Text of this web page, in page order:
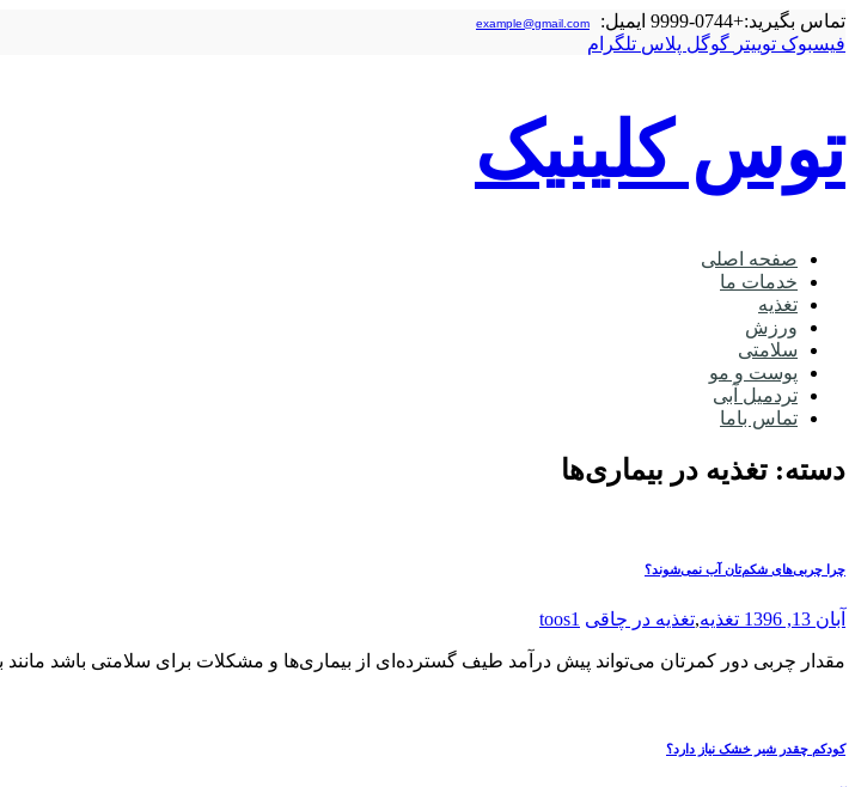
تماس بگیرید:+0744-9999 ایمیل: example@gmail.com
فیسبوک توییتر گوگل‌ پلاس تلگرام
توس کلینیک
صفحه اصلی
خدمات ما
تغذیه
ورزش
سلامتی
پوست و مو
تردمیل آبی
تماس باما
دسته: تغذیه در بیماری‌ها
چرا چربی‌های شکم‌تان آب نمی‌شوند؟
آبان 13, 1396 تغذیه,تغذیه در چاقی toos1
مقدار چربی دور کمرتان می‌تواند پیش درآمد طیف گسترده‌ای از بیماری‌ها و مشکلات برای سلامتی باشد
کودکم چقدر شیر خشک نیاز دارد؟